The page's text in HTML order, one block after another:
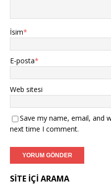
İsim*
E-posta*
Web sitesi
Save my name, email, and
next time I comment.
SİTE İÇİ ARAMA